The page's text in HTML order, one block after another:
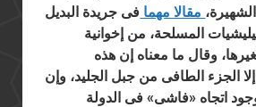
مقالا مهما فى جريدة البديل
المسلحة، من إخوانية
وقال ما معناه إن هذه
الجزء الطافى من جبل الجليد، وإن
اتجاه «فاشى» فى الدولة